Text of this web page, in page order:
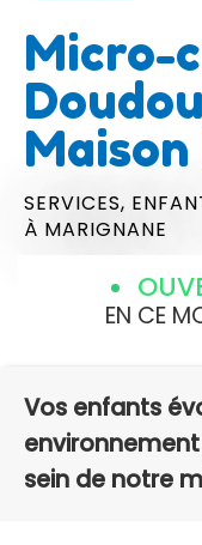
Micro-
SERVICES,
À MARIGNANE
EN CE
Vos enfants
sein de notre